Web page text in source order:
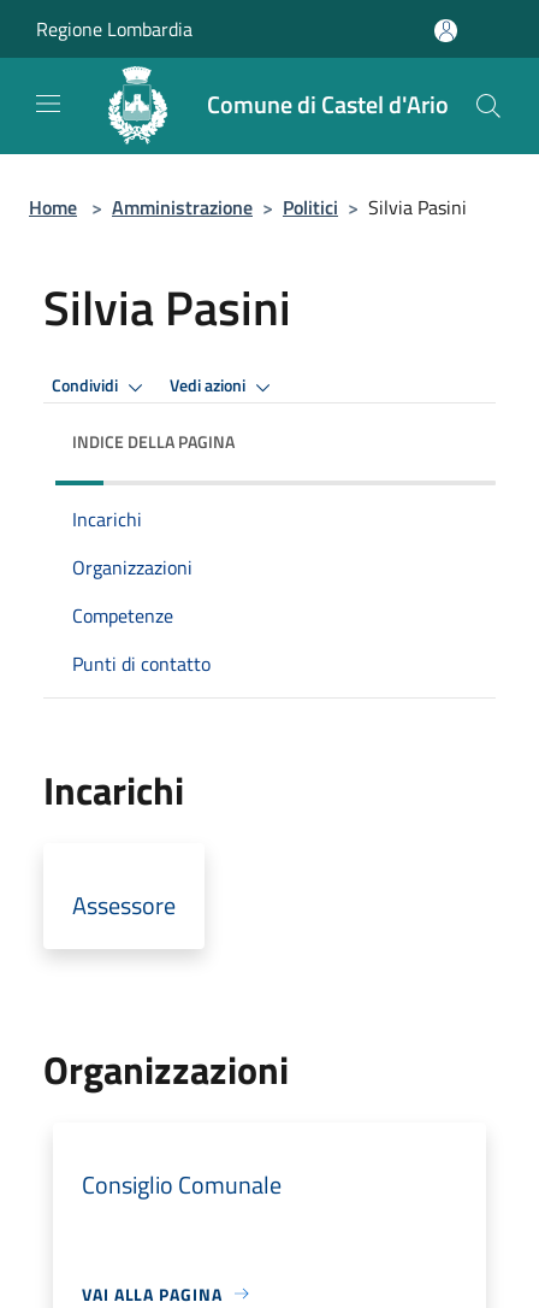
Regione Lombardia
Comune di Castel d'Ario
Home > Amministrazione > Politici > Silvia Pasini
Silvia Pasini
Condividi Vedi azioni
INDICE DELLA PAGINA
Incarichi
Organizzazioni
Competenze
Punti di contatto
Incarichi
Assessore
Organizzazioni
Consiglio Comunale
VAI ALLA PAGINA